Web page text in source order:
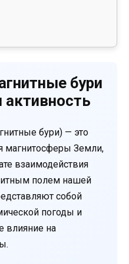
бури
активность
бури) — это
магнитосферы Земли,
взаимодействия
полем нашей
собой
погоды и
влияние на